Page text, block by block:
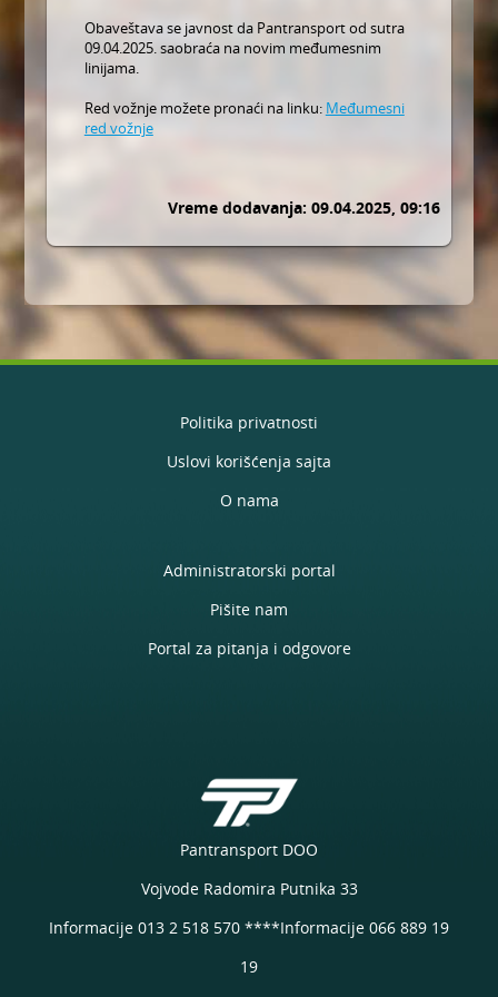
Obaveštava se javnost da Pantransport od sutra
09.04.2025. saobraća na novim međumesnim
linijama.
Red vožnje možete pronaći na linku: Međumesni
red vožnje
Vreme dodavanja: 09.04.2025, 09:16
Politika privatnosti
Uslovi korišćenja sajta
O nama
Administratorski portal
Pišite nam
Portal za pitanja i odgovore
Pantransport DOO
Vojvode Radomira Putnika 33
Informacije 013 2 518 570 ****Informacije 066 889 19
19